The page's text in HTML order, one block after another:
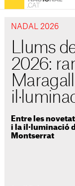
NADAL 2026
Llums
2026:
Entre les
i la il·luminació
Montserrat